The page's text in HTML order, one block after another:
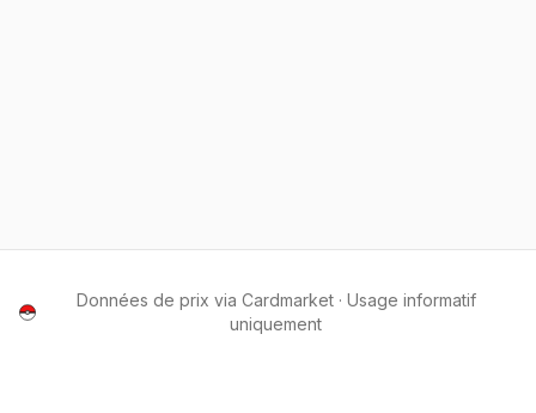
Données de prix via Cardmarket · Usage informatif
uniquement